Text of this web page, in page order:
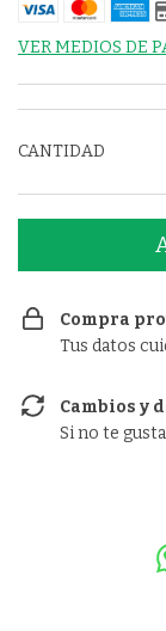
VER MEDIOS DE
CANTIDAD
Compra
Tus datos
Cambios y
Si no te